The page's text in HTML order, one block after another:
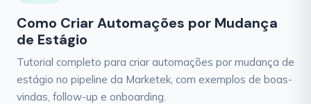
Como Criar Automações por Mudança
de Estágio
Tutorial completo para criar automações por mudança de
estágio no pipeline da Marketek, com exemplos de boas-
vindas, follow-up e onboarding.